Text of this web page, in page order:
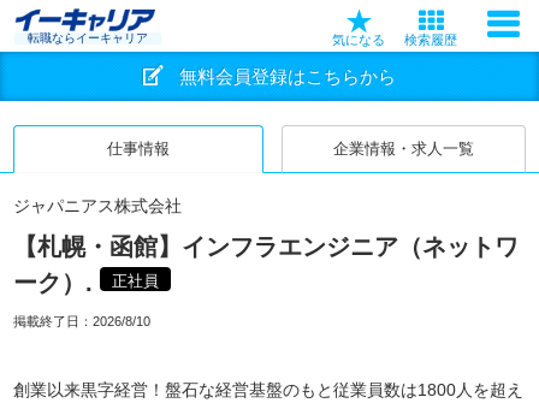
転職ならイーキャリア 気になる 検索履歴
無料会員登録はこちらから
仕事情報 企業情報・求人一覧
ジャパニアス株式会社
【札幌・函館】インフラエンジニア（ネットワ
ーク）.
正社員
掲載終了日： 2026/8/10
創業以来黒字経営！盤石な経営基盤のもと従業員数は1800人を超え